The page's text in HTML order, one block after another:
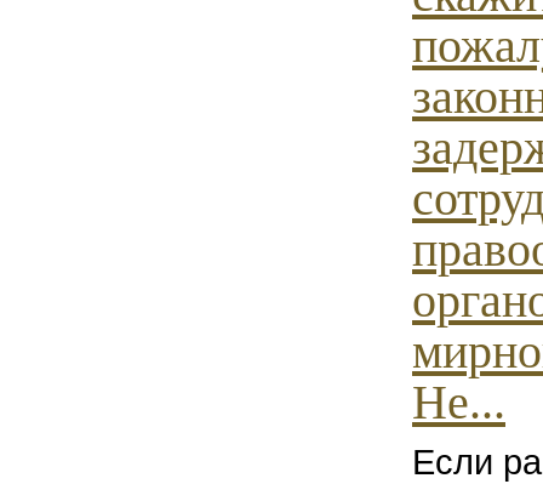
Не...
Если